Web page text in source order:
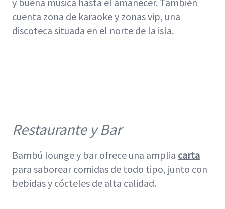
cuenta zona de karaoke y zonas vip, una
discoteca situada en el norte de la isla.
Restaurante y Bar
Bambú lounge y bar ofrece una amplia carta
para saborear comidas de todo tipo, junto con
bebidas y cócteles de alta calidad.